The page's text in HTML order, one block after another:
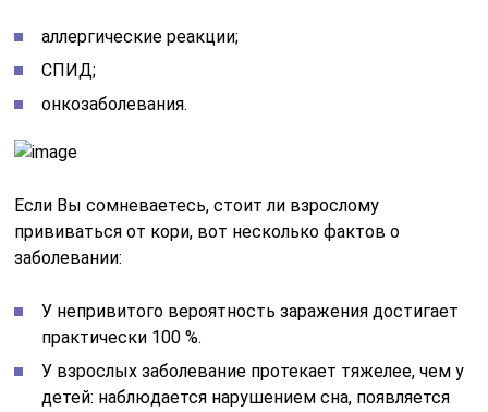
аллергические реакции;
СПИД;
онкозаболевания.
Если Вы сомневаетесь, стоит ли взрослому
прививаться от кори, вот несколько фактов о
заболевании:
У непривитого вероятность заражения достигает
практически 100 %.
У взрослых заболевание протекает тяжелее, чем у
детей: наблюдается нарушением сна, появляется